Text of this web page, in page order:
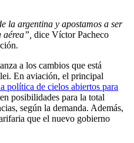
la argentina y apostamos a ser
dice Víctor Pacheco
a los cambios que está
En aviación, el principal
política de cielos abiertos para
posibilidades para la total
según la demanda. Además,
que el nuevo gobierno